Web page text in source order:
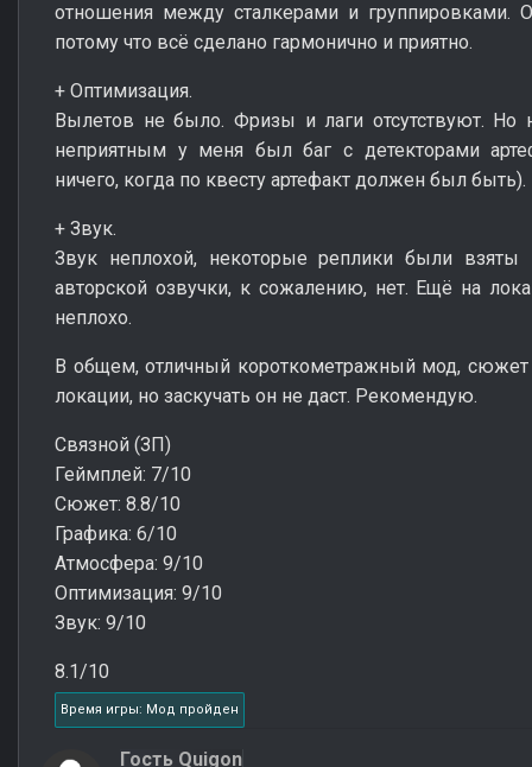
отношения между сталкерами и группировками.
потому что всё сделано гармонично и приятно.
+ Оптимизация.
Вылетов не было. Фризы и лаги отсутствуют. Но
неприятным у меня был баг с детекторами
ничего, когда по квесту артефакт должен был быть).
+ Звук.
Звук неплохой, некоторые реплики были взяты
авторской озвучки, к сожалению, нет. Ещё на
неплохо.
В общем, отличный короткометражный мод, сюжет
локации, но заскучать он не даст. Рекомендую.
Связной (ЗП)
Геймплей: 7/10
Сюжет: 8.8/10
Графика: 6/10
Атмосфера: 9/10
Оптимизация: 9/10
Звук: 9/10
8.1/10
Время игры: Мод пройден
Гость Quigon